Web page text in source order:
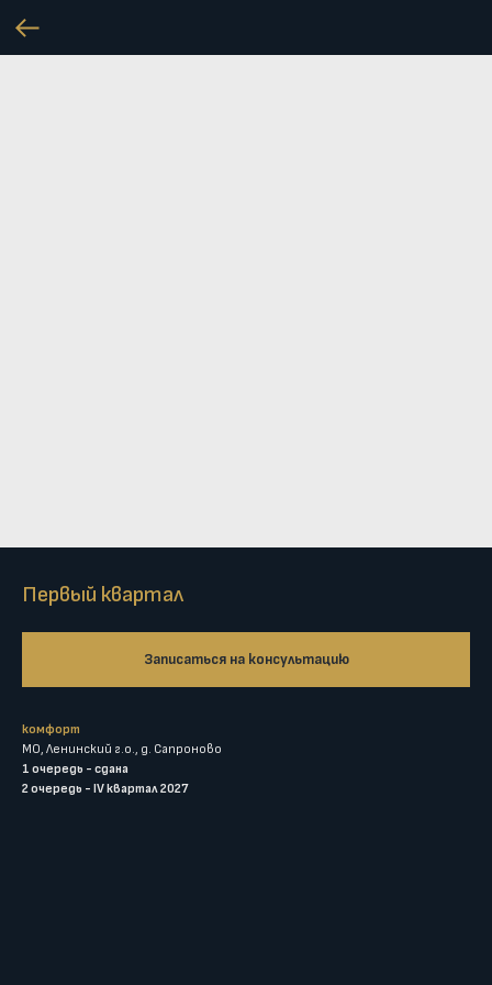
Первый квартал
Записаться на консультацию
комфорт
МО, Ленинский г.о., д. Сапроново
1 очередь - сдана
2 очередь - IV квартал 2027